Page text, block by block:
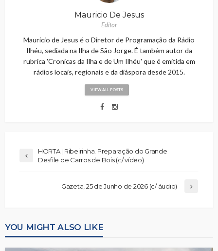
Mauricio De Jesus
Editor
Maurício de Jesus é o Diretor de Programação da Rádio
Ilhéu, sediada na Ilha de São Jorge. É também autor da
rubrica 'Cronicas da Ilha e de Um Ilhéu' que é emitida em
rádios locais, regionais e da diáspora desde 2015.
VIEW ALL POSTS
HORTA | Ribeirinha. Preparação do Grande
Desfile de Carros de Bois (c/ vídeo)
Gazeta, 25 de Junho de 2026 (c/ áudio)
YOU MIGHT ALSO LIKE